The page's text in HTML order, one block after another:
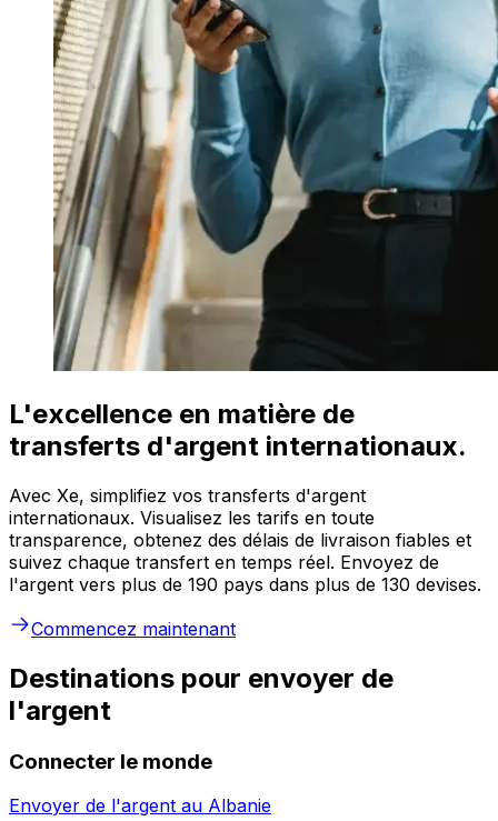
L'excellence en matière de
transferts d'argent internationaux.
Avec Xe, simplifiez vos transferts d'argent
internationaux. Visualisez les tarifs en toute
transparence, obtenez des délais de livraison fiables et
suivez chaque transfert en temps réel. Envoyez de
l'argent vers plus de 190 pays dans plus de 130 devises.
Commencez maintenant
Destinations pour envoyer de
l'argent
Connecter le monde
Envoyer de l'argent au Albanie